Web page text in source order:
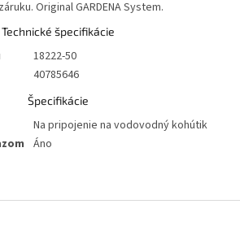
Original GARDENA System.
Technické špecifikácie
18222-50
40785646
Špecifikácie
Na pripojenie na vodovodný kohútik
Áno